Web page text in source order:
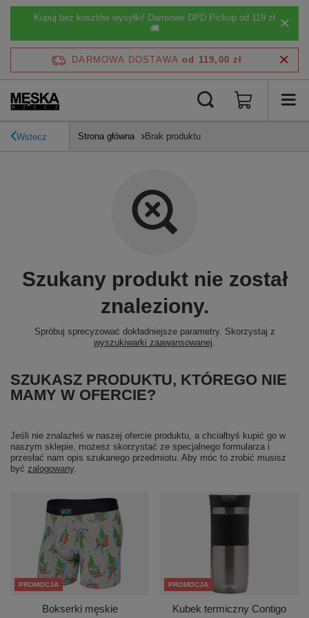
Kupuj bez kosztów wysyłki! Darmowe DPD Pickup od 119 zł
🚚
DARMOWA DOSTAWA od 119,00 zł
Wstecz Strona główna Brak produktu
Szukany produkt nie został
znaleziony.
Spróbuj sprecyzować dokładniejsze parametry. Skorzystaj z
wyszukiwarki zaawansowanej.
SZUKASZ PRODUKTU, KTÓREGO NIE
MAMY W OFERCIE?
Jeśli nie znalazłeś w naszej ofercie produktu, a chciałbyś kupić go w
naszym sklepie, możesz skorzystać ze specjalnego formularza i
przesłać nam opis szukanego przedmiotu. Aby móc to zrobić musisz
być zalogowany.
PROMOCJA
Bokserki męskie
PROMOCJA
Kubek termiczny Contigo